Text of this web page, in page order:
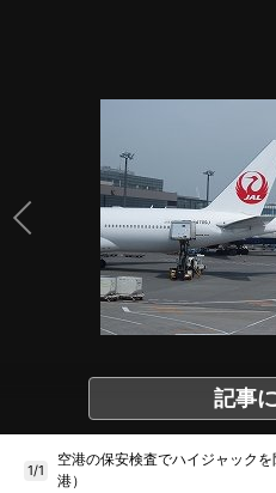
記事
1/1
空港の保安検査でハイジャック
港）